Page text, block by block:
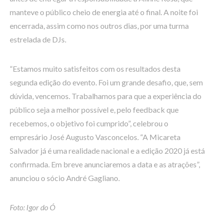
manteve o público cheio de energia até o final. A noite foi
encerrada, assim como nos outros dias, por uma turma
estrelada de DJs.
“Estamos muito satisfeitos com os resultados desta
segunda edição do evento. Foi um grande desafio, que, sem
dúvida, vencemos. Trabalhamos para que a experiência do
público seja a melhor possível e, pelo feedback que
recebemos, o objetivo foi cumprido”, celebrou o
empresário José Augusto Vasconcelos. “A Micareta
Salvador já é uma realidade nacional e a edição 2020 já está
confirmada. Em breve anunciaremos a data e as atrações”,
anunciou o sócio André Gagliano.
Foto: Igor do Ó